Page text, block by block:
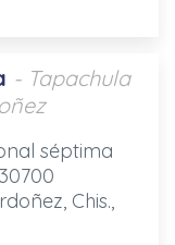
- Tapachula
séptima
Chis.,